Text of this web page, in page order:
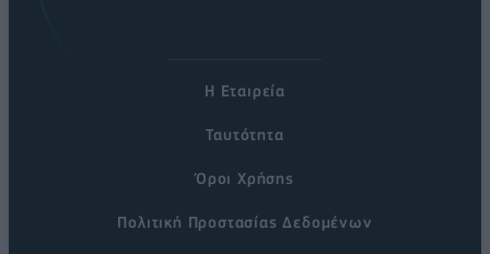
Η Εταιρεία
Ταυτότητα
Όροι Χρήσης
Πολιτική Προστασίας Δεδομένων